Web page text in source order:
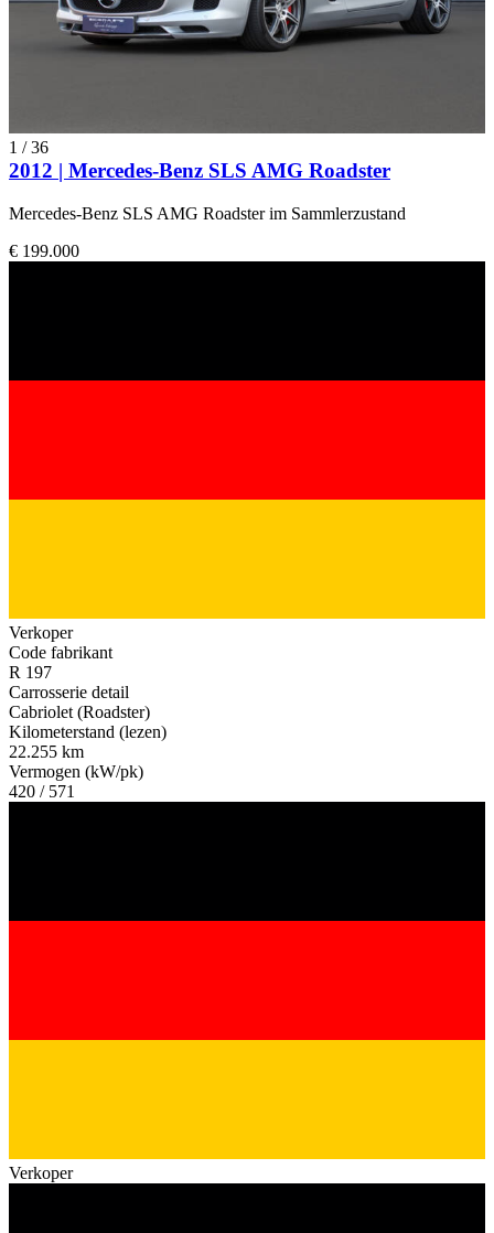
1 /36
2012 | Mercedes-Benz SLS AMG Roadster
Mercedes-Benz SLS AMG Roadster im Sammlerzustand
€ 199.000
Verkoper
Code fabrikant
R 197
Carrosserie detail
Cabriolet (Roadster)
Kilometerstand (lezen)
22.255 km
Vermogen (kW/pk)
420 / 571
Verkoper